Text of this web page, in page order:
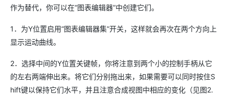
作为替代，你可以在“图表编辑器”中创建它们。
1．为Y位置启用“图表编辑器集”开关，这样就会再次在两个方向上
显示运动曲线。
2．选择中间的Y位置关键帧，你将注意到两个小的控制手柄从它
的左右两端伸出来。将它们分别拖出来，如果需要可以同时按住S
hift键以保持它们水平，并且注意合成视图中相应的变化（见图2.